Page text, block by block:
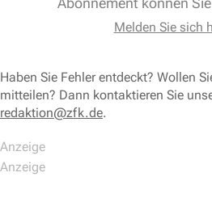
Melden Sie sich
Haben Sie Fehler entdeckt? Wollen
mitteilen? Dann kontaktieren Sie
redaktion@zfk.de.